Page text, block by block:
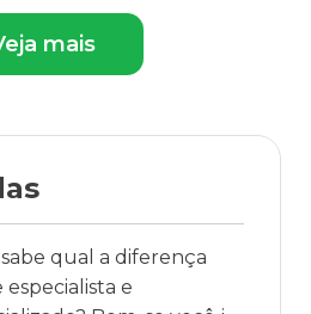
mais
qual a diferença
e